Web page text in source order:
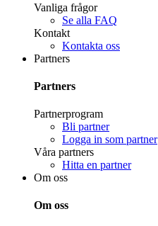
Vanliga frågor
Se alla FAQ
Kontakt
Kontakta oss
Partners
Partners
Partnerprogram
Bli partner
Logga in som partner
Våra partners
Hitta en partner
Om oss
Om oss